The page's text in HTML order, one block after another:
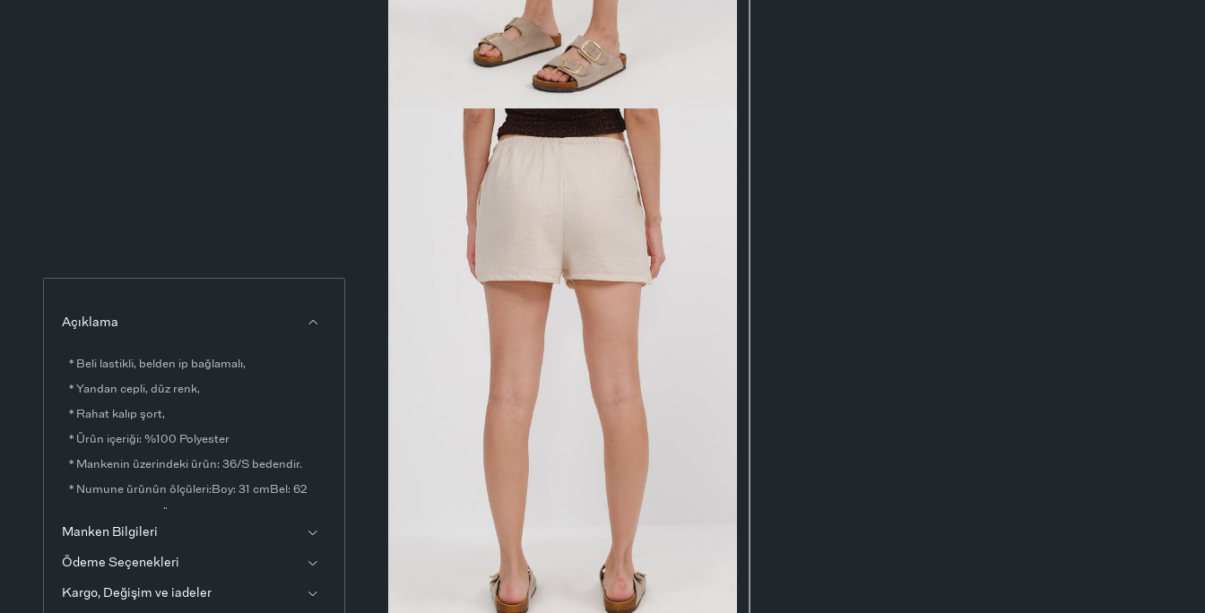
Açıklama
* Beli lastikli, belden ip bağlamalı,
* Yandan cepli, düz renk,
* Rahat kalıp şort,
* Ürün içeriği: %100 Polyester
* Mankenin üzerindeki ürün: 36/S bedendir.
* Numune ürünün ölçüleri:Boy: 31 cmBel: 62
olabilir.
* Ürün fotoğrafları stüdyo ortamında
çekilmiştir. Işık ve ekran ayarlarından dolayı
Manken Bilgileri
Ödeme Seçenekleri
Kargo, Değişim ve iadeler